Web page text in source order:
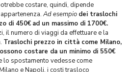
costare, quindi, dipende
Ad esempio dei traslochi
di 450€ ad un massimo di 1700€.
il numero di viaggi da effettuare e la
Traslochi prezzo in città come Milano,
costare da un minimo di 550€
lo spostamento vedesse come
e Napoli, i costi trasloco